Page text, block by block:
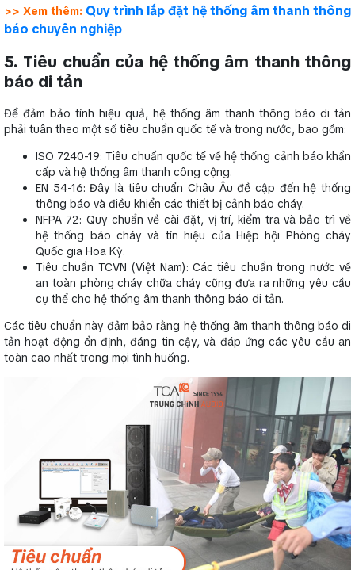
>> Xem thêm: Quy trình lắp đặt hệ thống âm thanh thông
báo chuyên nghiệp
5. Tiêu chuẩn của hệ thống âm thanh thông
báo di tản
Để đảm bảo tính hiệu quả, hệ thống âm thanh thông báo di tản
phải tuân theo một số tiêu chuẩn quốc tế và trong nước, bao gồm:
ISO 7240-19: Tiêu chuẩn quốc tế về hệ thống cảnh báo khẩn
cấp và hệ thống âm thanh công cộng.
EN 54-16: Đây là tiêu chuẩn Châu Âu đề cập đến hệ thống
thông báo và điều khiển các thiết bị cảnh báo cháy.
NFPA 72: Quy chuẩn về cài đặt, vị trí, kiểm tra và bảo trì về
hệ thống báo cháy và tín hiệu của Hiệp hội Phòng cháy
Quốc gia Hoa Kỳ.
Tiêu chuẩn TCVN (Việt Nam): Các tiêu chuẩn trong nước về
an toàn phòng cháy chữa cháy cũng đưa ra những yêu cầu
cụ thể cho hệ thống âm thanh thông báo di tản.
Các tiêu chuẩn này đảm bảo rằng hệ thống âm thanh thông báo di
tản hoạt động ổn định, đáng tin cậy, và đáp ứng các yêu cầu an
toàn cao nhất trong mọi tình huống.